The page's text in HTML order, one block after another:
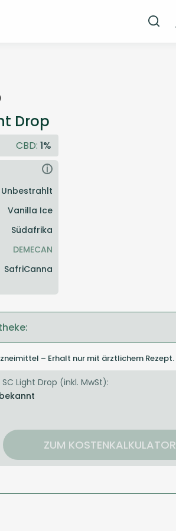
Drop
CBD: 1%
i
Unbestrahlt
Vanilla Ice
Südafrika
DEMECAN
SafriCanna
– Erhalt nur mit ärztlichem Rezept.
Light Drop (inkl. MwSt):
ZUM KOSTENKALKULATOR